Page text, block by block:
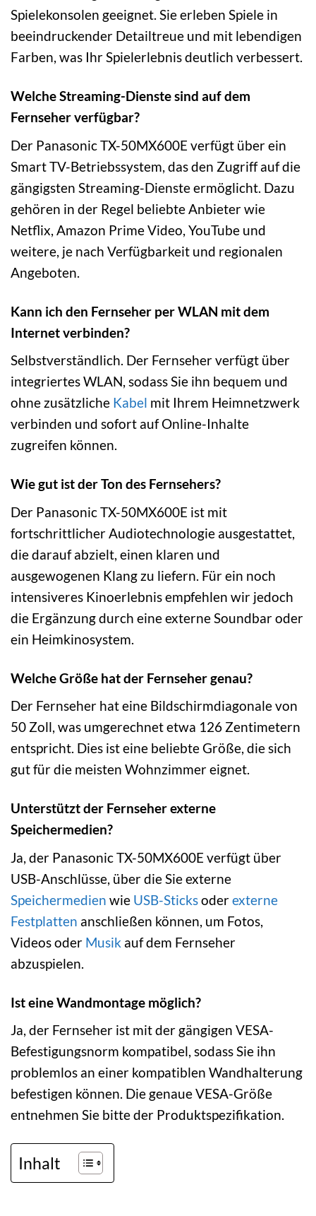
Spielekonsolen geeignet. Sie erleben Spiele in
beeindruckender Detailtreue und mit lebendigen
Farben, was Ihr Spielerlebnis deutlich verbessert.
Welche Streaming-Dienste sind auf dem
Fernseher verfügbar?
Der Panasonic TX-50MX600E verfügt über ein
Smart TV-Betriebssystem, das den Zugriff auf die
gängigsten Streaming-Dienste ermöglicht. Dazu
gehören in der Regel beliebte Anbieter wie
Netflix, Amazon Prime Video, YouTube und
weitere, je nach Verfügbarkeit und regionalen
Angeboten.
Kann ich den Fernseher per WLAN mit dem
Internet verbinden?
Selbstverständlich. Der Fernseher verfügt über
integriertes WLAN, sodass Sie ihn bequem und
ohne zusätzliche Kabel mit Ihrem Heimnetzwerk
verbinden und sofort auf Online-Inhalte
zugreifen können.
Wie gut ist der Ton des Fernsehers?
Der Panasonic TX-50MX600E ist mit
fortschrittlicher Audiotechnologie ausgestattet,
die darauf abzielt, einen klaren und
ausgewogenen Klang zu liefern. Für ein noch
intensiveres Kinoerlebnis empfehlen wir jedoch
die Ergänzung durch eine externe Soundbar oder
ein Heimkinosystem.
Welche Größe hat der Fernseher genau?
Der Fernseher hat eine Bildschirmdiagonale von
50 Zoll, was umgerechnet etwa 126 Zentimetern
entspricht. Dies ist eine beliebte Größe, die sich
gut für die meisten Wohnzimmer eignet.
Unterstützt der Fernseher externe
Speichermedien?
Ja, der Panasonic TX-50MX600E verfügt über
USB-Anschlüsse, über die Sie externe
Speichermedien wie USB-Sticksoderexterne
Festplatten anschließen können, um Fotos,
Videos oder Musik auf dem Fernseher
abzuspielen.
Ist eine Wandmontage möglich?
Ja, der Fernseher ist mit der gängigen VESA-
Befestigungsnorm kompatibel, sodass Sie ihn
problemlos an einer kompatiblen Wandhalterung
befestigen können. Die genaue VESA-Größe
entnehmen Sie bitte der Produktspezifikation.
Inhalt